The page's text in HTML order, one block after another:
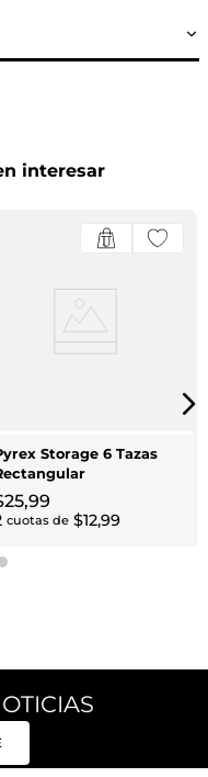
interesar
Storage 6 Tazas
25,99
cuotas de $12,99